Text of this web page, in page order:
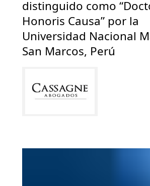
distinguido como
Honoris Causa” por la
Universidad Nacional
San Marcos, Perú